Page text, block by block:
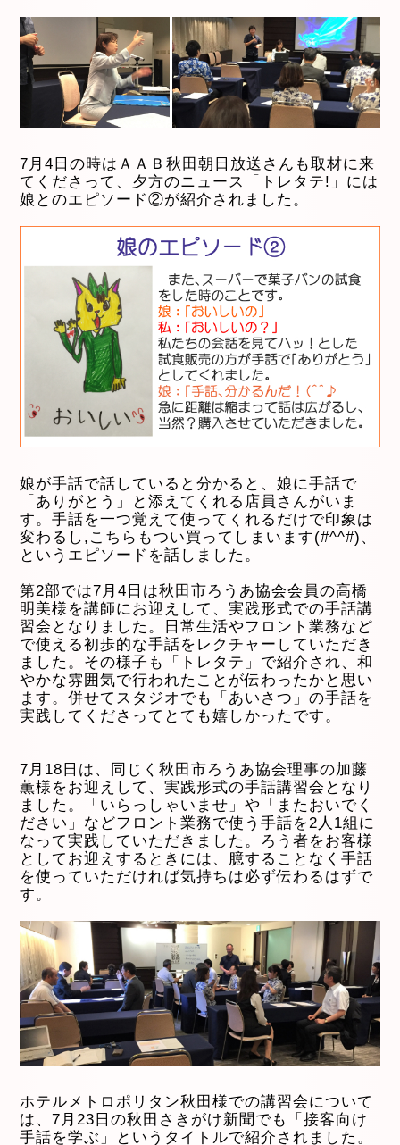
7月4日の時はＡＡＢ秋田朝日放送さんも取材に来
てくださって、夕方のニュース「トレタテ!」には
娘とのエピソード②が紹介されました。
娘が手話で話していると分かると、娘に手話で
「ありがとう」と添えてくれる店員さんがいま
す。手話を一つ覚えて使ってくれるだけで印象は
変わるし,こちらもつい買ってしまいます(#^^#)、
というエピソードを話しました。
第2部では7月4日は秋田市ろうあ協会会員の高橋
明美様を講師にお迎えして、実践形式での手話講
習会となりました。日常生活やフロント業務など
で使える初歩的な手話をレクチャーしていただき
ました。その様子も「トレタテ」で紹介され、和
やかな雰囲気で行われたことが伝わったかと思い
ます。併せてスタジオでも「あいさつ」の手話を
実践してくださってとても嬉しかったです。
7月18日は、同じく秋田市ろうあ協会理事の加藤
薫様をお迎えして、実践形式の手話講習会となり
ました。「いらっしゃいませ」や「またおいでく
ださい」などフロント業務で使う手話を2人1組に
なって実践していただきました。ろう者をお客様
としてお迎えするときには、臆することなく手話
を使っていただければ気持ちは必ず伝わるはずで
す。
ホテルメトロポリタン秋田様での講習会について
は、7月23日の秋田さきがけ新聞でも「接客向け
手話を学ぶ」というタイトルで紹介されました。